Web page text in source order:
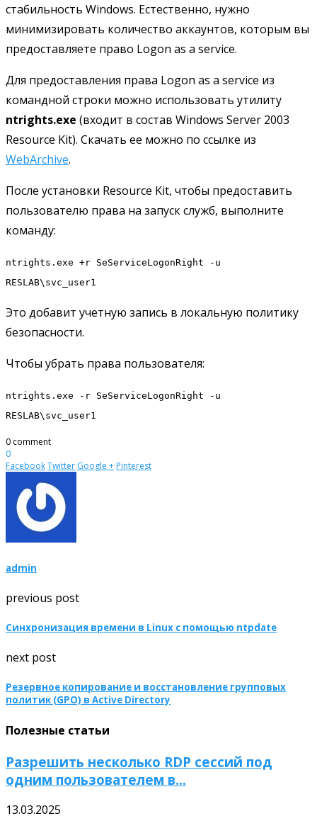
стабильность Windows. Естественно, нужно
минимизировать количество аккаунтов, которым вы
предоставляете право Logon as a service.
Для предоставления права Logon as a service из
командной строки можно использовать утилиту
ntrights.exe (входит в состав Windows Server 2003
Resource Kit). Скачать ее можно по ссылке из
WebArchive.
После установки Resource Kit, чтобы предоставить
пользователю права на запуск служб, выполните
команду:
ntrights.exe +r SeServiceLogonRight -u
RESLAB\svc_user1
Это добавит учетную запись в локальную политику
безопасности.
Чтобы убрать права пользователя:
ntrights.exe -r SeServiceLogonRight -u
RESLAB\svc_user1
0 comment
0
FacebookTwitter Google + Pinterest
admin
previous post
Синхронизация времени в Linux с помощью ntpdate
next post
Резервное копирование и восстановление групповых
политик (GPO) в Active Directory
Полезные статьи
Разрешить несколько RDP сессий под
одним пользователем в...
13.03.2025